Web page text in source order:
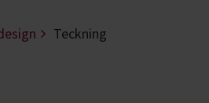
Teckning